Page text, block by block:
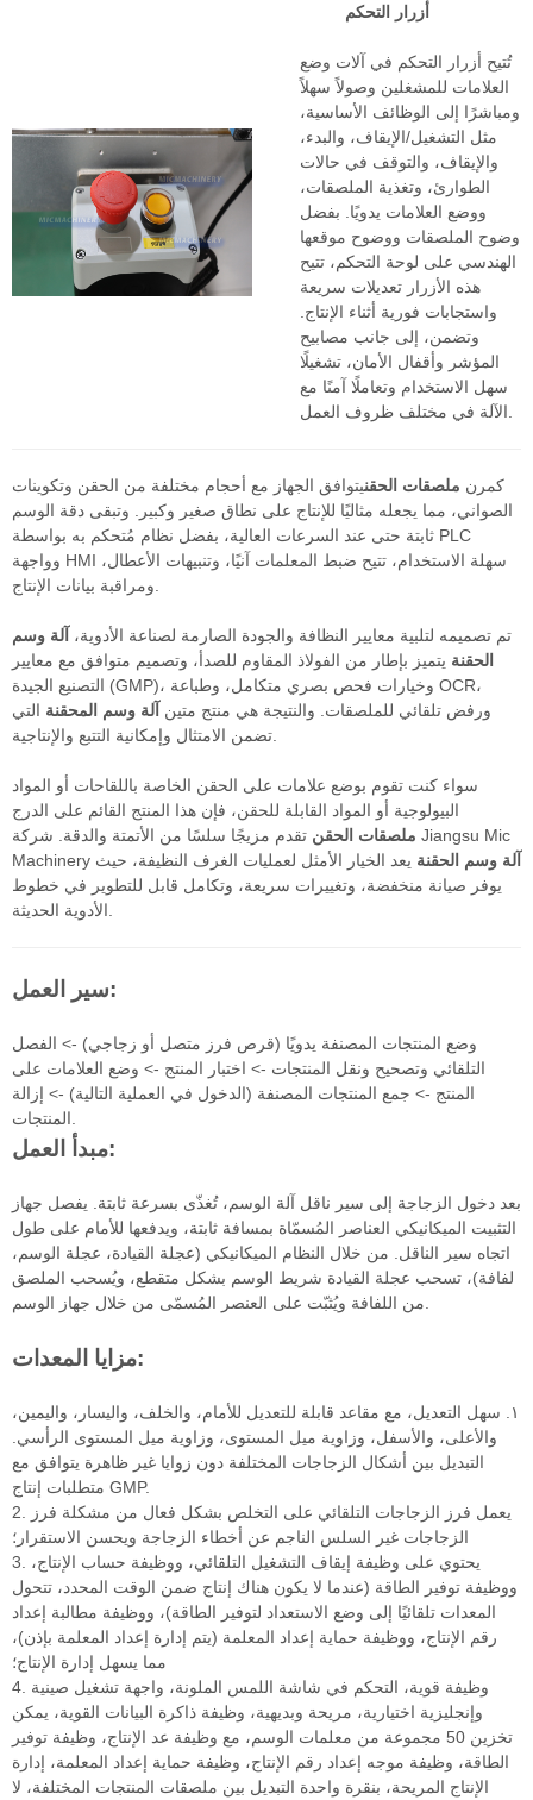
أزرار التحكم
تُتيح أزرار التحكم في آلات وضع
العلامات للمشغلين وصولاً سهلاً
ومباشرًا إلى الوظائف الأساسية،
مثل التشغيل/الإيقاف، والبدء،
والإيقاف، والتوقف في حالات
الطوارئ، وتغذية الملصقات،
ووضع العلامات يدويًا. بفضل
وضوح الملصقات ووضوح موقعها
الهندسي على لوحة التحكم، تتيح
هذه الأزرار تعديلات سريعة
واستجابات فورية أثناء الإنتاج.
وتضمن، إلى جانب مصابيح
المؤشر وأقفال الأمان، تشغيلًا
سهل الاستخدام وتعاملًا آمنًا مع
كمرن ملصقات الحقنيتوافق الجهاز مع أحجام مختلفة من الحقن وتكوينات
الصواني، مما يجعله مثاليًا للإنتاج على نطاق صغير وكبير. وتبقى دقة الوسم
ثابتة حتى عند السرعات العالية، بفضل نظام مُتحكم به بواسطة PLC
وواجهة HMI سهلة الاستخدام، تتيح ضبط المعلمات آنيًا، وتنبيهات الأعطال،
تم تصميمه لتلبية معايير النظافة والجودة الصارمة لصناعة الأدوية، آلة وسم
الحقنة يتميز بإطار من الفولاذ المقاوم للصدأ، وتصميم متوافق مع معايير
التصنيع الجيدة (GMP)، وخيارات فحص بصري متكامل، وطباعة OCR،
ورفض تلقائي للملصقات. والنتيجة هي منتج متين آلة وسم المحقنة التي
سواء كنت تقوم بوضع علامات على الحقن الخاصة باللقاحات أو المواد
البيولوجية أو المواد القابلة للحقن، فإن هذا المنتج القائم على الدرج
ملصقات الحقن تقدم مزيجًا سلسًا من الأتمتة والدقة. شركة Jiangsu Mic
Machinery
آلة وسم الحقنة يعد الخيار الأمثل لعمليات الغرف النظيفة، حيث
يوفر صيانة منخفضة، وتغييرات سريعة، وتكامل قابل للتطوير في خطوط
سير العمل:
وضع المنتجات المصنفة يدويًا (قرص فرز متصل أو زجاجي) -> الفصل
التلقائي وتصحيح ونقل المنتجات -> اختبار المنتج -> وضع العلامات على
المنتج -> جمع المنتجات المصنفة (الدخول في العملية التالية) -> إزالة
مبدأ العمل:
بعد دخول الزجاجة إلى سير ناقل آلة الوسم، تُغذّى بسرعة ثابتة. يفصل جهاز
التثبيت الميكانيكي العناصر المُسمّاة بمسافة ثابتة، ويدفعها للأمام على طول
اتجاه سير الناقل. من خلال النظام الميكانيكي (عجلة القيادة، عجلة الوسم،
لفافة)، تسحب عجلة القيادة شريط الوسم بشكل متقطع، ويُسحب الملصق
مزايا المعدات:
١. سهل التعديل، مع مقاعد قابلة للتعديل للأمام، والخلف، واليسار، واليمين،
والأعلى، والأسفل، وزاوية ميل المستوى، وزاوية ميل المستوى الرأسي.
التبديل بين أشكال الزجاجات المختلفة دون زوايا غير ظاهرة يتوافق مع
متطلبات إنتاج GMP.
2. يعمل فرز الزجاجات التلقائي على التخلص بشكل فعال من مشكلة فرز
الزجاجات غير السلس الناجم عن أخطاء الزجاجة ويحسن الاستقرار؛
3. يحتوي على وظيفة إيقاف التشغيل التلقائي، ووظيفة حساب الإنتاج،
ووظيفة توفير الطاقة (عندما لا يكون هناك إنتاج ضمن الوقت المحدد، تتحول
المعدات تلقائيًا إلى وضع الاستعداد لتوفير الطاقة)، ووظيفة مطالبة إعداد
رقم الإنتاج، ووظيفة حماية إعداد المعلمة (يتم إدارة إعداد المعلمة بإذن)،
مما يسهل إدارة الإنتاج؛
4. وظيفة قوية، التحكم في شاشة اللمس الملونة، واجهة تشغيل صينية
وإنجليزية اختيارية، مريحة وبديهية، وظيفة ذاكرة البيانات القوية، يمكن
تخزين 50 مجموعة من معلمات الوسم، مع وظيفة عد الإنتاج، وظيفة توفير
الطاقة، وظيفة موجه إعداد رقم الإنتاج، وظيفة حماية إعداد المعلمة، إدارة
الإنتاج المريحة، بنقرة واحدة التبديل بين ملصقات المنتجات المختلفة، لا